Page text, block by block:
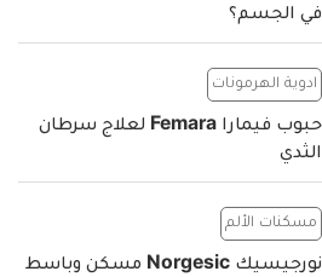
في الجسم؟
ادوية الهرمونات
حبوب فيمارا Femara لعلاج سرطان
الثدي
مسكنات الألم
نورجيسيك Norgesic مسكن وباسط